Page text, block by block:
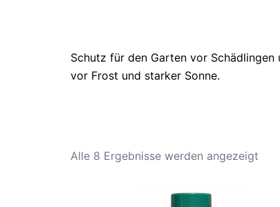
Schutz für den Garten vor
vor Frost und starker Sonne.
Alle 8 Ergebnisse werden angezeigt